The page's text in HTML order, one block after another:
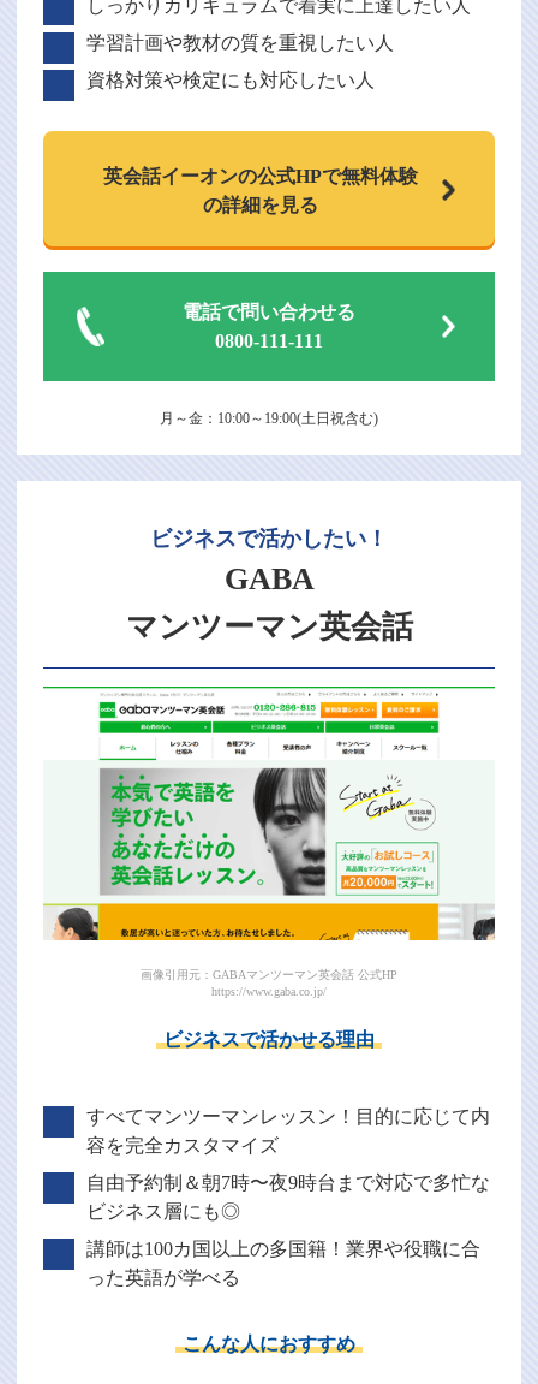
しっかりカリキュラムで着実に上達したい人
学習計画や教材の質を重視したい人
資格対策や検定にも対応したい人
英会話イーオンの公式HPで無料体験
の詳細を見る
電話で問い合わせる
0800-111-111
月～金：10:00～19:00(土日祝含む)
ビジネスで活かしたい！
GABA
マンツーマン英会話
画像引用元：GABAマンツーマン英会話 公式HP
https://www.gaba.co.jp/
ビジネスで活かせる理由
すべてマンツーマンレッスン！目的に応じて内
容を完全カスタマイズ
自由予約制＆朝7時〜夜9時台まで対応で多忙な
ビジネス層にも◎
講師は100カ国以上の多国籍！業界や役職に合
った英語が学べる
こんな人におすすめ